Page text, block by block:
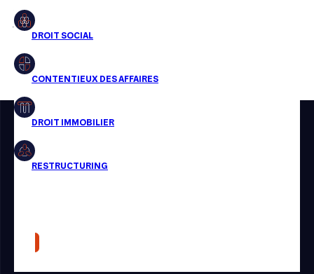
Droit social
Droit immobilier
Restructuring
Presse
jour
Aucun résultats pour cette recherche